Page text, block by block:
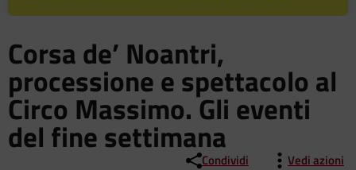
Corsa de’ Noantri,
processione e spettacolo al
Circo Massimo. Gli eventi
del fine settimana
Condividi Vedi azioni